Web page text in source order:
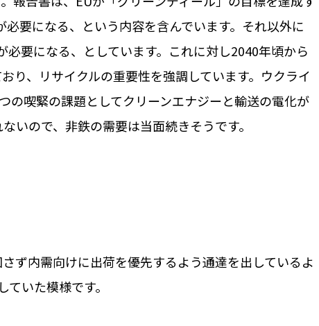
要になる、という内容を含んでいます。それ以外に
要になる、としています。これに対し2040年頃から
り、リサイクルの重要性を強調しています。ウクライ
の喫緊の課題としてクリーンエナジーと輸送の電化が
いので、非鉄の需要は当面続きそうです。
ず内需向けに出荷を優先するよう通達を出しているよ
いた模様です。